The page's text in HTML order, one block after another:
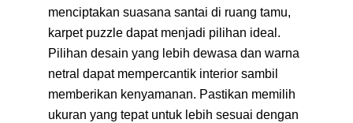
menciptakan suasana santai di ruang tamu,
karpet puzzle dapat menjadi pilihan ideal.
Pilihan desain yang lebih dewasa dan warna
netral dapat mempercantik interior sambil
memberikan kenyamanan. Pastikan memilih
ukuran yang tepat untuk lebih sesuai dengan